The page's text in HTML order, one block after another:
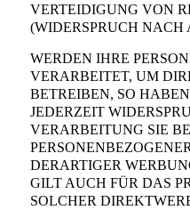
VERTEIDIGUNG VON
(WIDERSPRUCH NACH
WERDEN IHRE
VERARBEITET, UM
BETREIBEN, SO
JEDERZEIT
VERARBEITUNG SIE
DERARTIGER
GILT AUCH FÜR DAS
SOLCHER